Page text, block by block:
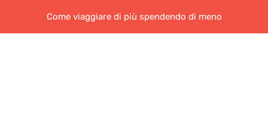
Come viaggiare di più spendendo di meno